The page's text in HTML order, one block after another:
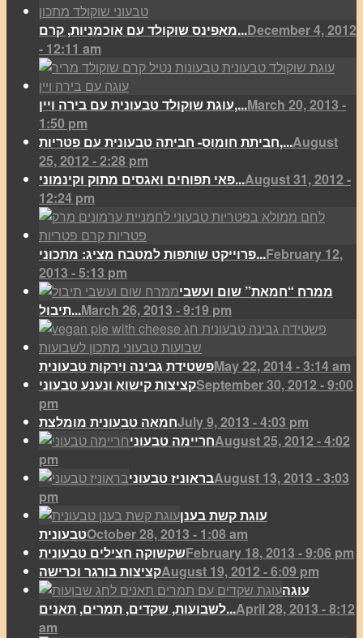
מאפינס שוקולד עם אוכמניות, קרם...December 4, 2012
- 12:11 am
עוגת שוקולד טבעונית עם בירה ויין,...March 20, 2013 -
1:50 pm
חביתת חומוס- חביתה טבעונית עם פטריות,...August
25, 2012 - 2:28 pm
פאי תפוחים ואגסים מתוק וקינמוני...August 31, 2012 -
12:24 pm
פרוייקט שותפות למטבח מציג: מתכוני...February 12,
2013 - 5:13 pm
ממרח “חמאת” שום ועשבי
תיבול...March 26, 2013 - 9:19 pm
פשטידת גבינה וירקות טבעוניתMay 22, 2014 - 3:14 am
קציצות קישוא ונענע טבעוניSeptember 30, 2012 - 9:00
pm
חמאה טבעונית מומלצתJuly 9, 2013 - 4:03 pm
חריימה טבעוניAugust 25, 2012 - 4:02
pm
בראוניז טבעוניAugust 13, 2013 - 3:03
pm
עוגת קשת בענן
טבעוניתOctober 28, 2013 - 1:08 am
שקשוקה חצילים טבעוניתFebruary 18, 2013 - 9:06 pm
קציצות בורגר וכרישהAugust 19, 2012 - 6:09 pm
עוגה
לשבועות, שקדים, תמרים, תאנים...April 28, 2013 - 8:12
am